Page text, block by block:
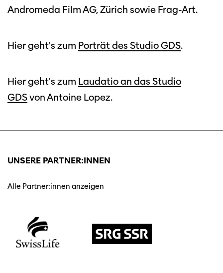
Andromeda Film AG, Zürich sowie Frag-Art.
Hier geht's zum Porträt des Studio GDS.
Hier geht's zum Laudatio an das Studio
GDSvon Antoine Lopez.
UNSERE PARTNER:INNEN
Alle Partner:innen anzeigen